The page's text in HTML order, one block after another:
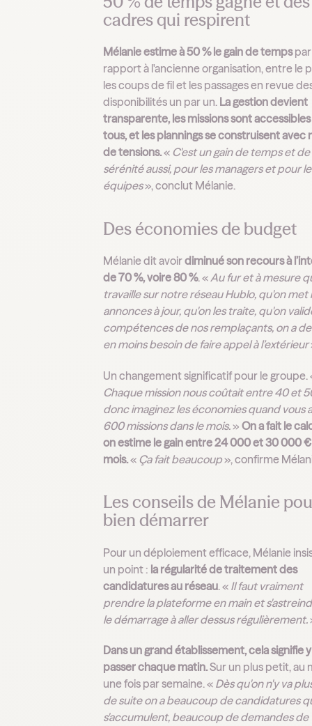
cadres qui respirent
Mélanie estime à 50 % le gain de tempspar
rapport à l'ancienne organisation, entre le
les coups de fil et les passages en revue
disponibilités un par un. La gestion devient
transparente, les missions sont accessibles
tous, et les plannings se construisent avec
de tensions.« C'est un gain de temps et de
sérénité aussi, pour les managers et pour
équipes», conclut Mélanie.
Des économies de budget
Mélanie dit avoirdiminué son recours à
de 70 %, voire 80 %. «Au fur et à mesure
travaille sur notre réseau Hublo, qu'on met
annonces à jour, qu'on les traite, qu'on
compétences de nos remplaçants, on a
en moins besoin de faire appel à l’extérieur
Un changement significatif pour le groupe.
Chaque mission nous coûtait entre 40 et
donc imaginez les économies quand vous
600 missions dans le mois.»On a fait le
on estime le gain entre 24 000 et 30 000
mois.« Ça fait beaucoup», confirme
Les conseils de Mélanie
bien démarrer
Pour un déploiement efficace, Mélanie
un point : la régularité de traitement des
candidatures au réseau. « Il faut vraiment
prendre la plateforme en main et
le démarrage à aller dessus régulièrement.
Dans un grand établissement, cela signifie y
passer chaque matin.Sur un plus petit, au
une fois par semaine. « Dès qu'on n'y va
de suite on a beaucoup de candidatures
s'accumulent, beaucoup de demandes de